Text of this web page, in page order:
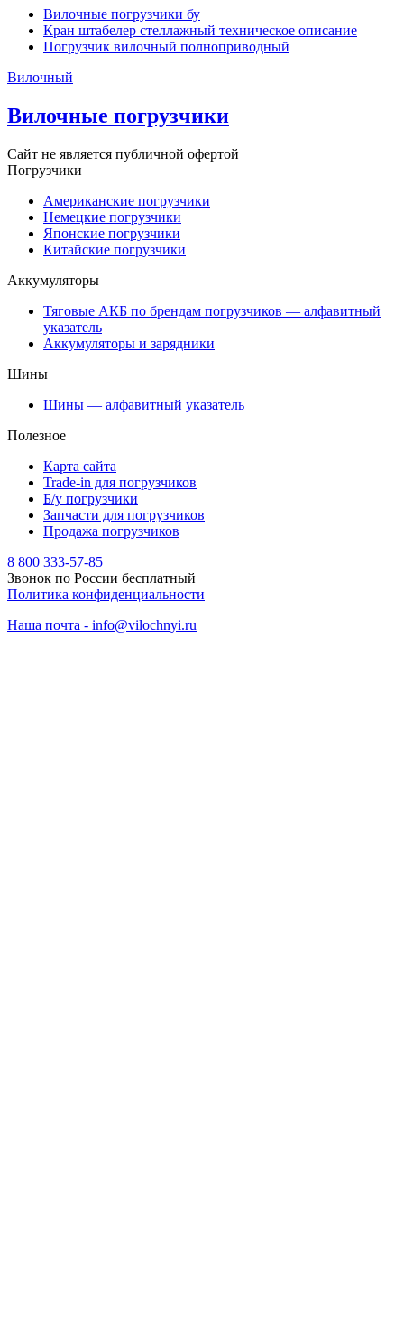
Вилочные погрузчики бу
Кран штабелер стеллажный техническое описание
Погрузчик вилочный полноприводный
Вилочный
Вилочные погрузчики
Сайт не является публичной офертой
Погрузчики
Американские погрузчики
Немецкие погрузчики
Японские погрузчики
Китайские погрузчики
Аккумуляторы
Тяговые АКБ по брендам погрузчиков — алфавитный
указатель
Аккумуляторы и зарядники
Шины
Шины — алфавитный указатель
Полезное
Карта сайта
Trade-in для погрузчиков
Б/у погрузчики
Запчасти для погрузчиков
Продажа погрузчиков
8 800 333-57-85
Звонок по России бесплатный
Политика конфиденциальности
Наша почта - info@vilochnyi.ru